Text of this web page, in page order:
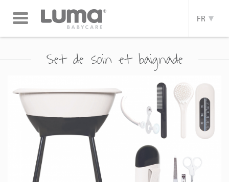
Toggle
navigation
FR
Set de soin et baignade